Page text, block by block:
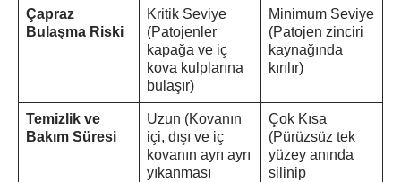
Çapraz
Bulaşma Riski
Kritik Seviye
(Patojenler
kapağa ve iç
kova kulplarına
bulaşır)
Minimum Seviye
(Patojen zinciri
kaynağında
kırılır)
Temizlik ve
Bakım Süresi
Uzun (Kovanın
içi, dışı ve iç
kovanın ayrı ayrı
yıkanması
Çok Kısa
(Pürüzsüz tek
yüzey anında
silinip